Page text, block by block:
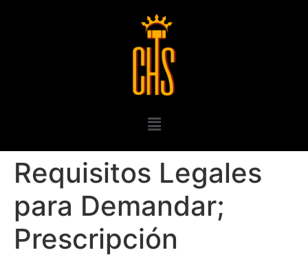
Requisitos Legales
para Demandar;
Prescripción